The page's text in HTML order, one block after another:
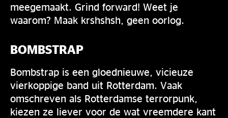
meegemaakt. Grind forward! Weet je
waarom? Maak krshshsh, geen oorlog.
BOMBSTRAP
Bombstrap is een gloednieuwe, vicieuze
vierkoppige band uit Rotterdam. Vaak
omschreven als Rotterdamse terrorpunk,
kiezen ze liever voor de wat vreemdere kant